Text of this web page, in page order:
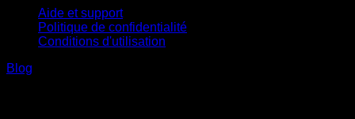
Aide et support
Politique de confidentialité
Conditions d'utilisation
Blog